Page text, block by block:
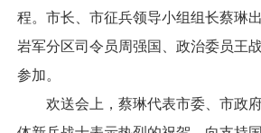
程。市长、市征兵领导小组组长蔡琳
岩军分区司令员周强国、政治委员王
参加。
欢送会上，蔡琳代表市委、市政府